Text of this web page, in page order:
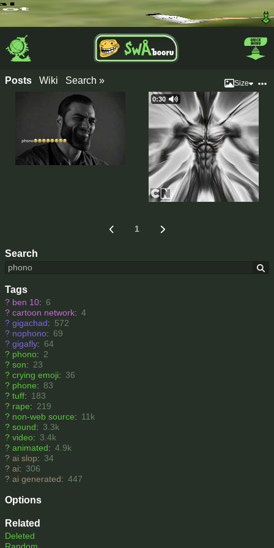
Search
Tags
? ben 10: 6
? cartoon network: 4
? gigachad: 572
? nophono: 69
? gigafly: 64
? phono: 2
? son: 23
? crying emoji: 36
? phone: 83
? tuff: 183
? rape: 219
? non-web source: 11k
? sound: 3.3k
? video: 3.4k
? animated: 4.9k
? ai slop: 34
? ai: 306
? ai generated: 447
Options
Related
Deleted
Posts Wiki Search » Size
0:30
1